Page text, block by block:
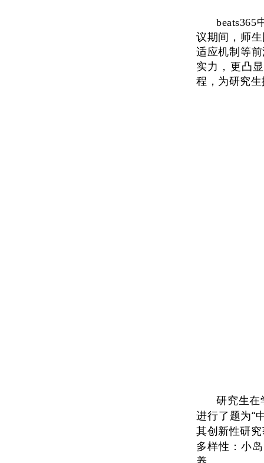
beats365
议期间，师
适应机制等
实力，更凸
程，为研究
研究生在
进行了题为“
其创新性研
多样性：小